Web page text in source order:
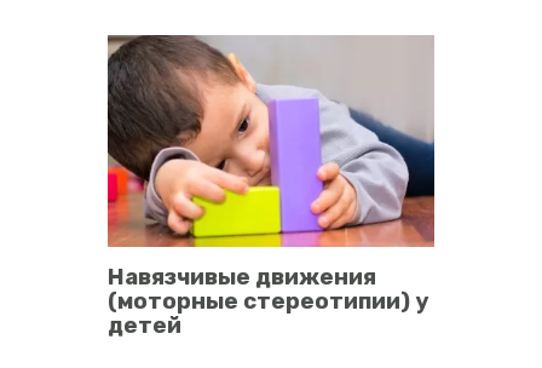
Навязчивые движения
(моторные стереотипии) у
детей